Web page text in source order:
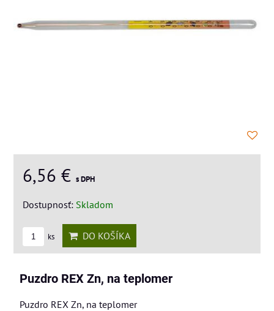
6,56 € s DPH
Dostupnosť: Skladom
ks DO KOŠÍKA
Puzdro REX Zn, na teplomer
Puzdro REX Zn, na teplomer